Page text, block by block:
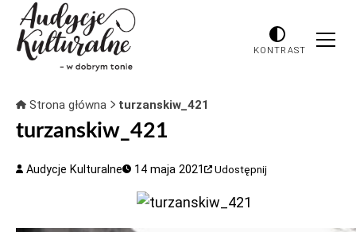
KONTRAST
Strona główna turzanskiw_421
turzanskiw_421
Audycje Kulturalne 14 maja 2021 Udostępnij